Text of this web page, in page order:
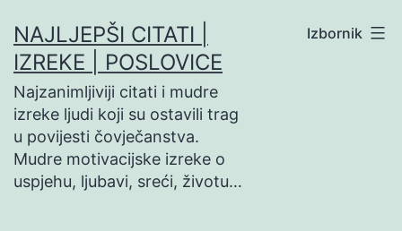
na
sadržaj
NAJLJEPŠI CITATI |
IZREKE | POSLOVICE
Najzanimljiviji citati i mudre
izreke ljudi koji su ostavili trag
u povijesti čovječanstva.
Mudre motivacijske izreke o
uspjehu, ljubavi, sreći, životu…
Izbornik